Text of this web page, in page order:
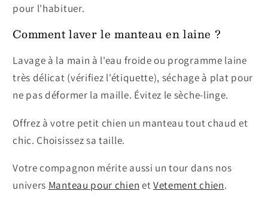
pour l'habituer.
Comment laver le manteau en laine ?
Lavage à la main à l'eau froide ou programme laine
très délicat (vérifiez l'étiquette), séchage à plat pour
ne pas déformer la maille. Évitez le sèche-linge.
Offrez à votre petit chien un manteau tout chaud et
chic. Choisissez sa taille.
Votre compagnon mérite aussi un tour dans nos
univers Manteau pour chien etVetement chien.